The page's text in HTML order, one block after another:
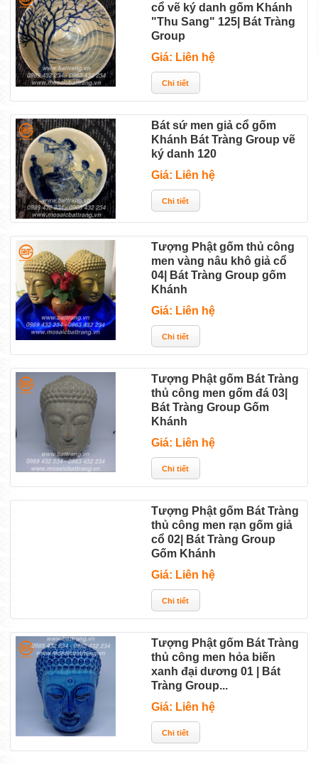
cổ vẽ ký danh gốm Khánh
"Thu Sang" 125| Bát Tràng
Group
Giá: Liên hệ
Bát sứ men giả cổ gốm
Khánh Bát Tràng Group vẽ
ký danh 120
Giá: Liên hệ
Tượng Phật gốm thủ công
men vàng nâu khô giả cổ
04| Bát Tràng Group gốm
Khánh
Giá: Liên hệ
Tượng Phật gốm Bát Tràng
thủ công men gốm đá 03|
Bát Tràng Group Gốm
Khánh
Giá: Liên hệ
Tượng Phật gốm Bát Tràng
thủ công men rạn gốm giả
cổ 02| Bát Tràng Group
Gốm Khánh
Giá: Liên hệ
Tượng Phật gốm Bát Tràng
thủ công men hỏa biến
xanh đại dương 01 | Bát
Tràng Group...
Giá: Liên hệ